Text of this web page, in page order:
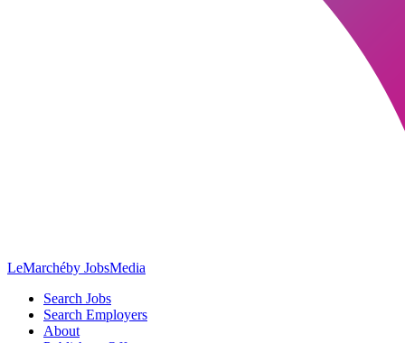
LeMarchéby JobsMedia
Search Jobs
Search Employers
About